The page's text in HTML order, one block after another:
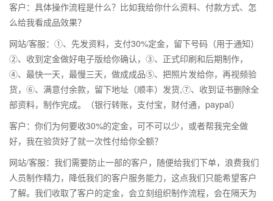
客户：具体操作流程是什么？比如我给你什么资料、付款方式、怎
么给我看成品效果？
网站/客服：①、先发资料，支付30%定金，留下号码（用于通知）
②、收到定金做好电子版给你确认，③、正式印刷和后期制作，
④、最快一天，最慢三天，做成成品⑤、把照片发给你，再视频验
货，⑥、满意付余款，留下地址（顺丰）发货,⑦、收到证书删除全
部资料，制作完成。（银行转账，支付宝，财付通，paypal）
客户：你们为何要收30%的定金，可不可以少，或者帮我完全做
好，我在验货好了就一次性付给你全额？
网站/客服：我们需要防止一部的客户，随便给我们下单，浪费我们
人员制作精力，降低我们的客户服务能力，这点我们只能希望客户
了解。我们收取了客户的定金，会立刻组织制作流程，会在隔天为